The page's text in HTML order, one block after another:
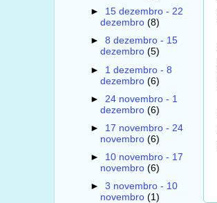
► 15 dezembro - 22
dezembro (8)
► 8 dezembro - 15
dezembro (5)
► 1 dezembro - 8
dezembro (6)
► 24 novembro - 1
dezembro (6)
► 17 novembro - 24
novembro (6)
► 10 novembro - 17
novembro (6)
► 3 novembro - 10
novembro (1)